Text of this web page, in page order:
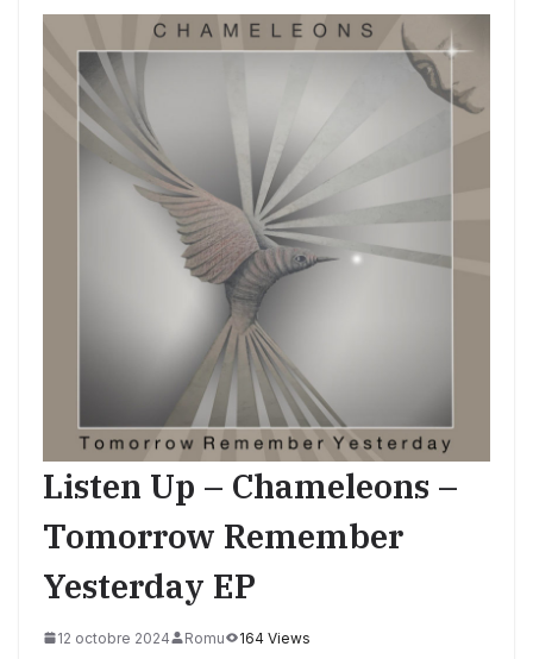
Listen Up – Chameleons –
Tomorrow Remember
Yesterday EP
12 octobre 2024 Romu 164 Views